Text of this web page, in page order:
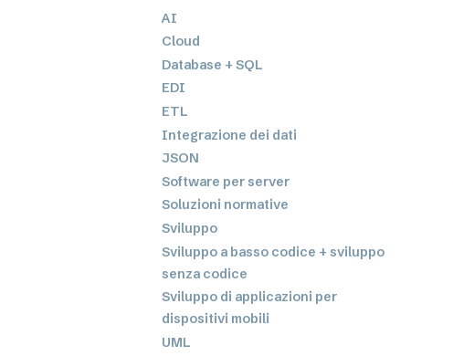
AI
Cloud
Database + SQL
EDI
ETL
Integrazione dei dati
JSON
Software per server
Soluzioni normative
Sviluppo
Sviluppo a basso codice + sviluppo
senza codice
Sviluppo di applicazioni per
dispositivi mobili
UML